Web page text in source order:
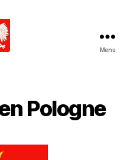
Menu
Pologne